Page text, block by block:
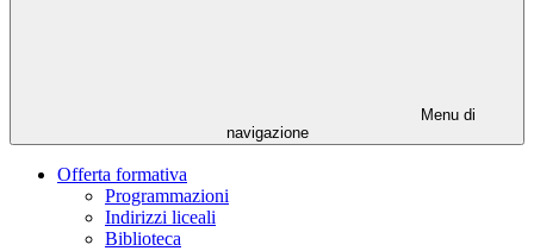
Menu di
navigazione
Offerta formativa
Programmazioni
Indirizzi liceali
Biblioteca